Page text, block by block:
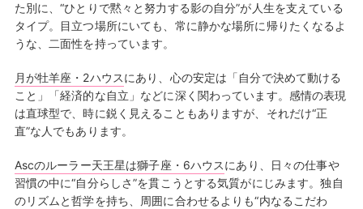
た別に、“ひとりで黙々と努力する影の自分”が人生を支えている
タイプ。目立つ場所にいても、常に静かな場所に帰りたくなるよ
うな、二面性を持っています。
月が牡羊座・2ハウスにあり、心の安定は「自分で決めて動ける
こと」「経済的な自立」などに深く関わっています。感情の表現
は直球型で、時に鋭く見えることもありますが、それだけ“正
直”な人でもあります。
Ascのルーラー天王星は獅子座・6ハウスにあり、日々の仕事や
習慣の中に“自分らしさ”を貫こうとする気質がにじみます。独自
のリズムと哲学を持ち、周囲に合わせるよりも“内なるこだわ